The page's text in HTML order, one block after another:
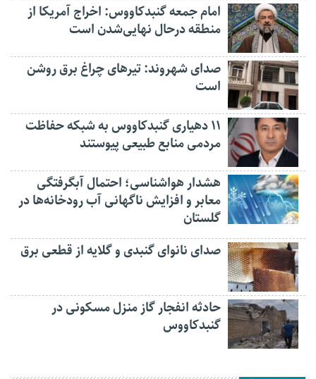
امام جمعه گنبدکاووس: اخراج آمریکا از
منطقه درحال نهایی‌شدن است
صدای شهروند: تیرهای چراغ برق روشن
است
۱۱ دهیاری گنبدکاووس به شبکه حفاظت
مردمی منابع طبیعی پیوستند
هشدار هواشناسی؛ احتمال آبگرفتگی
معابر و افزایش ناگهانی آب رودخانه‌ها در
گلستان
صدای نانوای گنبدی و گلایه از قطعی برق
حادثه انفجار گاز منزل مسکونی در
گنبدکاووس